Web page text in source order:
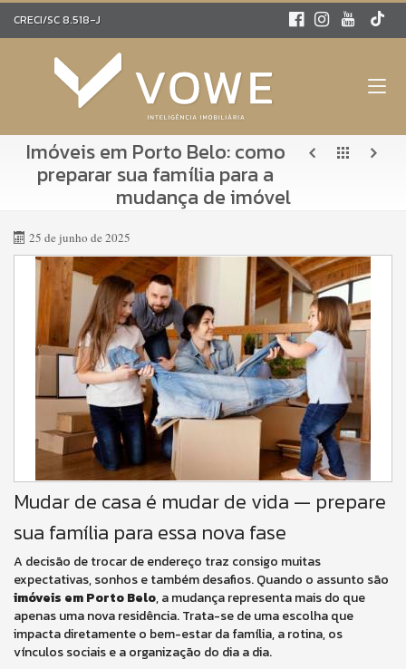
CRECI/SC 8.518-J
Imóveis em Porto Belo: como
preparar sua família para a
mudança de imóvel
25 de junho de 2025
Mudar de casa é mudar de vida — prepare
sua família para essa nova fase
A decisão de trocar de endereço traz consigo muitas
expectativas, sonhos e também desafios. Quando o assunto são
imóveis em Porto Belo, a mudança representa mais do que
apenas uma nova residência. Trata-se de uma escolha que
impacta diretamente o bem-estar da família, a rotina, os
vínculos sociais e a organização do dia a dia.